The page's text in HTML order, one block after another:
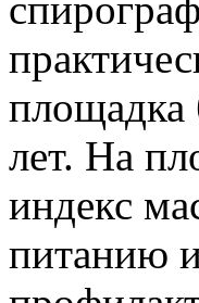
площадка
лет. На
индекс
питанию